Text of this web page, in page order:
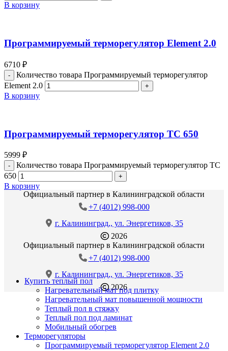
В корзину
Программируемый терморегулятор Element 2.0
6710 ₽
Количество товара Программируемый терморегулятор
Element 2.0
В корзину
Программируемый терморегулятор ТС 650
5999 ₽
Количество товара Программируемый терморегулятор ТС
650
В корзину
Официальный партнер в Калининградской области
+7 (4012) 998-000
г. Калининград,, ул. Энергетиков, 35
2026
Официальный партнер в Калининградской области
+7 (4012) 998-000
г. Калининград,, ул. Энергетиков, 35
2026
Купить теплый пол
Нагревательный мат под плитку
Нагревательный мат повышенной мощности
Теплый пол в стяжку
Теплый пол под ламинат
Мобильный обогрев
Терморегуляторы
Программируемый терморегулятор Element 2.0